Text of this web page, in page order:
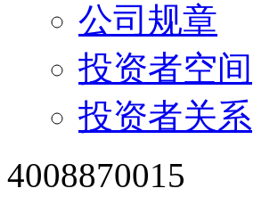
公司规章
投资者空间
投资者关系
4008870015